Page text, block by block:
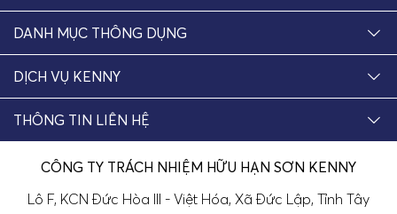
DANH MỤC THÔNG DỤNG
DỊCH VỤ KENNY
THÔNG TIN LIÊN HỆ
CÔNG TY TRÁCH NHIỆM HỮU HẠN SƠN KENNY
Lô F, KCN Đức Hòa III - Việt Hóa, Xã Đức Lập, Tỉnh Tây